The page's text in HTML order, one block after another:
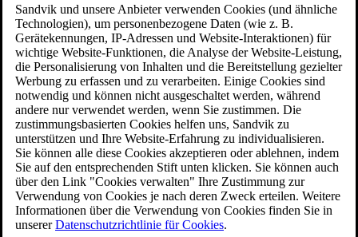
Sandvik und unsere Anbieter verwenden Cookies (und ähnliche
Technologien), um personenbezogene Daten (wie z. B.
Gerätekennungen, IP-Adressen und Website-Interaktionen) für
wichtige Website-Funktionen, die Analyse der Website-Leistung,
die Personalisierung von Inhalten und die Bereitstellung gezielter
Werbung zu erfassen und zu verarbeiten. Einige Cookies sind
notwendig und können nicht ausgeschaltet werden, während
andere nur verwendet werden, wenn Sie zustimmen. Die
zustimmungsbasierten Cookies helfen uns, Sandvik zu
unterstützen und Ihre Website-Erfahrung zu individualisieren.
Sie können alle diese Cookies akzeptieren oder ablehnen, indem
Sie auf den entsprechenden Stift unten klicken. Sie können auch
über den Link "Cookies verwalten" Ihre Zustimmung zur
Verwendung von Cookies je nach deren Zweck erteilen. Weitere
Informationen über die Verwendung von Cookies finden Sie in
unsererDatenschutzrichtlinie für Cookies.